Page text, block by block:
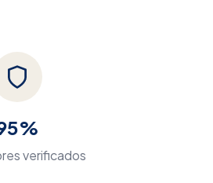
verificados